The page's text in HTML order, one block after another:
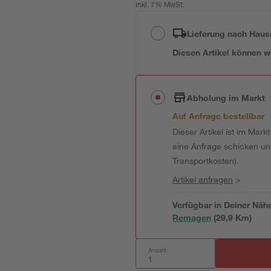
inkl. 7% MwSt.
Lieferung nach
Diesen Artikel können
Abholung im Markt
Auf Anfrage bestellbar
Dieser Artikel ist im
eine Anfrage schicken
Transportkosten).
Artikel anfragen >
Verfügbar in Deiner
Remagen (29,9 Km)
Anzahl: